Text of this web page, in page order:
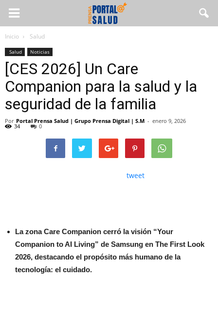
Inicio Salud
Salud Noticias
[CES 2026] Un Care
Companion para la salud y la
seguridad de la familia
Por Portal Prensa Salud | Grupo Prensa Digital | S.M - enero 9, 2026
34 0
tweet
La zona Care Companion cerró la visión “Your
Companion to AI Living” de Samsung en The First Look
2026, destacando el propósito más humano de la
tecnología: el cuidado.